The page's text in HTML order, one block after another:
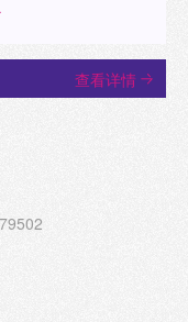
查看详情